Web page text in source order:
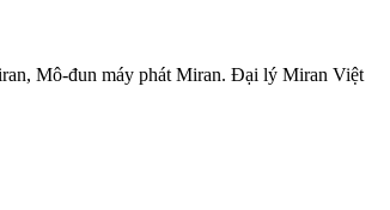
Mô-đun máy phát Miran. Đại lý Miran Việt